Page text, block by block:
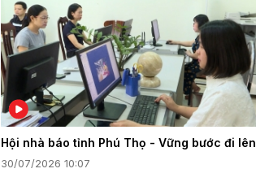
Hội nhà báo tỉnh Phú Thọ - Vững bước đi lên
30/07/2026 10:07